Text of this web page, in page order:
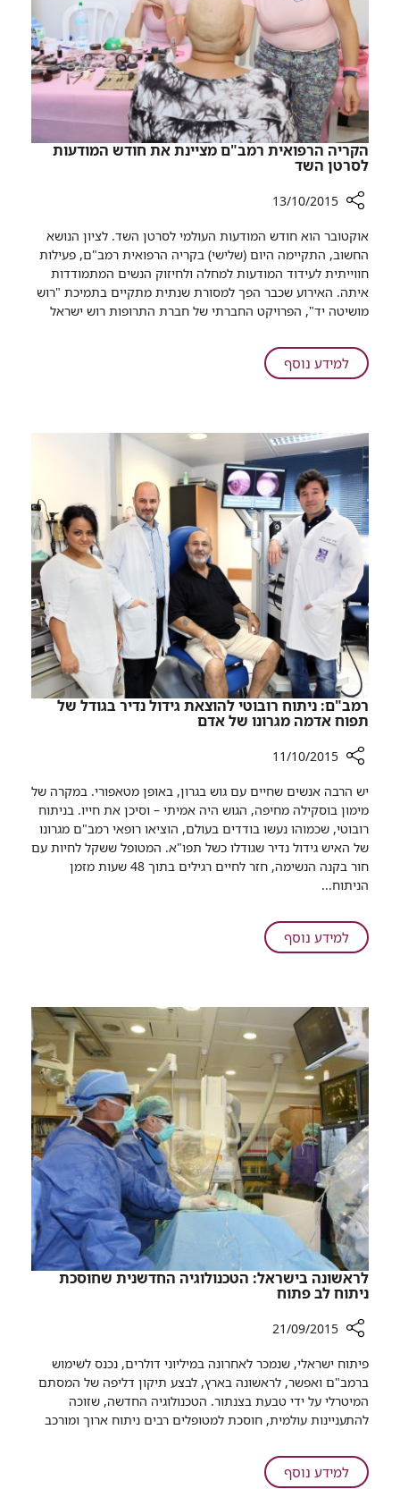
הקריה הרפואית רמב"ם מציינת את ​חודש המודעות
לסרטן השד
שיתוף
הקריה
הרפואית
רמב"ם
מציינת
חודש
השד
13/10/2015
אוקטובר הוא חודש המודעות העולמי לסרטן השד. לציון הנושא
החשוב, התקיימה היום (שלישי) בקריה הרפואית רמב"ם, פעילות
חווייתית לעידוד המודעות למחלה ולחיזוק הנשים המתמודדות
איתה. האירוע שכבר הפך למסורת שנתית מתקיים בתמיכת "רוש
מושיטה יד", הפרויקט החברתי של חברת התרופות רוש ישראל
למידע נוסףעל
הקריה
מציינת
את
חודש
המודעות
לסרטן
השד
רמב"ם: ניתוח רובוטי להוצאת גידול נדיר בגודל של
תפוח אדמה מגרונו של אדם
שיתוף
רמב"ם:
ניתוח
רובוטי
להוצאת
גידול
בגודל
מגרונו
אדם
11/10/2015
יש הרבה אנשים שחיים עם גוש בגרון, באופן מטאפורי. במקרה של
מימון בוסקילה מחיפה, הגוש היה אמיתי – וסיכן את חייו. בניתוח
רובוטי, ש​כמוהו נעשו בודדים בעולם, הוציאו רופאי רמב"ם מגרונו
של האיש גידול נדיר שגודלו כשל תפו"א. המטופל ששקל לחיות עם
חור בקנה הנשימה, חזר לחיים רגילים בתוך 48 שעות מזמן
הניתוח...
למידע נוסףעל
רמב"ם:
גידול
נדיר
בגודל
של
תפוח
אדמה
מגרונו
של
אדם
​לראשונה בישראל: הטכנולוגיה החדשנית שחוסכת
ניתוח לב פתוח
שיתוף
לראשונה
בישראל:
החדשנית
שחוסכת
21/09/2015
פיתוח ישראלי, שנמכר לאחרונה במיליוני דולרים, נכנס לשימוש
ברמב"ם ואפשר, לראשונה בארץ, לבצע תיקון דליפה של המסתם
המיטרלי על ידי טבעת בצנתור. הטכנולוגיה החדשה, שזוכה
להתעניינות עולמית, חוסכת למטופלים רבים ניתוח ארוך ומורכב
למידע נוסףעל